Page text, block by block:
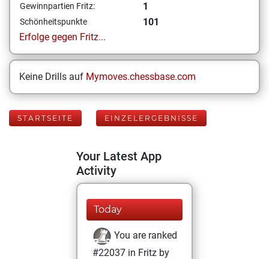
Gewinnpartien Fritz: 1
Schönheitspunkte
101
Erfolge gegen Fritz...
Keine Drills auf Mymoves.chessbase.com
STARTSEITE EINZELERGEBNISSE
Your Latest App
Activity
Today
You are ranked
#22037 in Fritz by